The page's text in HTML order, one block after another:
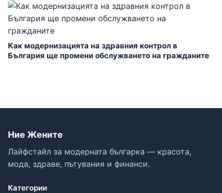
Как модернизацията на здравния контрол в
България ще промени обслужването на гражданите
Ние Жените
Лайфстайл за модерната българка — красота,
мода, здраве, пътувания и финанси.
Категории